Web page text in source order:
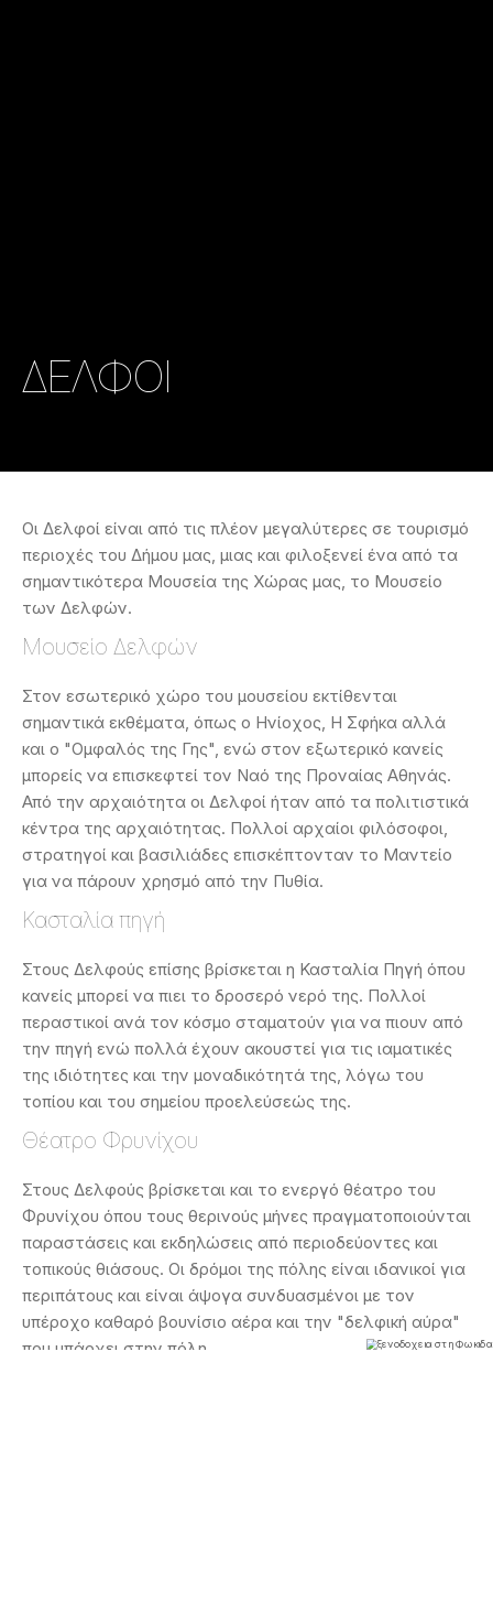
ΔΕΛΦΟΙ
Οι Δελφοί είναι από τις πλέον μεγαλύτερες σε τουρισμό
περιοχές του Δήμου μας, μιας και φιλοξενεί ένα από τα
σημαντικότερα Μουσεία της Χώρας μας, το Μουσείο
των Δελφών.
Μουσείο Δελφών
Στον εσωτερικό χώρο του μουσείου εκτίθενται
σημαντικά εκθέματα, όπως ο Ηνίοχος, Η Σφήκα αλλά
και ο "Ομφαλός της Γης", ενώ στον εξωτερικό κανείς
μπορείς να επισκεφτεί τον Ναό της Προναίας Αθηνάς.
Από την αρχαιότητα οι Δελφοί ήταν από τα πολιτιστικά
κέντρα της αρχαιότητας. Πολλοί αρχαίοι φιλόσοφοι,
στρατηγοί και βασιλιάδες επισκέπτονταν το Μαντείο
για να πάρουν χρησμό από την Πυθία.
Κασταλία πηγή
Στους Δελφούς επίσης βρίσκεται η Κασταλία Πηγή όπου
κανείς μπορεί να πιει το δροσερό νερό της. Πολλοί
περαστικοί ανά τον κόσμο σταματούν για να πιουν από
την πηγή ενώ πολλά έχουν ακουστεί για τις ιαματικές
της ιδιότητες και την μοναδικότητά της, λόγω του
τοπίου και του σημείου προελεύσεώς της.
Θέατρο Φρυνίχου
Στους Δελφούς βρίσκεται και το ενεργό θέατρο του
Φρυνίχου όπου τους θερινούς μήνες πραγματοποιούνται
παραστάσεις και εκδηλώσεις από περιοδεύοντες και
τοπικούς θιάσους. Οι δρόμοι της πόλης είναι ιδανικοί για
περιπάτους και είναι άψογα συνδυασμένοι με τον
υπέροχο καθαρό βουνίσιο αέρα και την "δελφική αύρα"
που υπάρχει στην πόλη.